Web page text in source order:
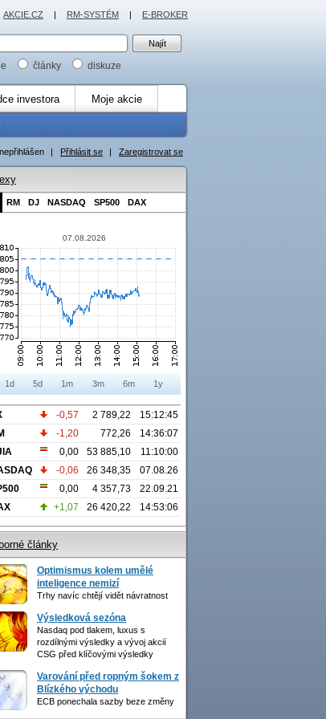
články diskuze
investora Moje akcie
| Přihlásit se | Zaregistrovat se
RM DJ NASDAQ SP500 DAX
07.08.2026
1d 5d 1m 3m 6m 1y
-0,57 2 789,22
15:12:45
-1,20 772,26
14:36:07
0,00 53 885,10
11:10:00
-0,06 26 348,35
07.08.26
0,00 4 357,73
22.09.21
+1,07 26 420,22 14:53:06
články
Optimismus kolem umělé
inteligence nemizí
Trhy navíc chtějí vidět návratnost
Výsledková sezóna
Nasdaq pod tlakem, luxus s
rozdílnými výsledky a vývoj akcií
CSG před klíčovými výsledky
Varování před ropným šokem z
Blízkého východu
ECB ponechala sazby beze změny
AKCIE.CZ | RM-SYSTÉM | E-BROKER